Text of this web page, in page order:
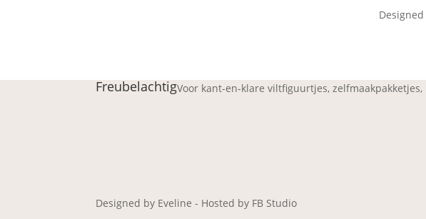
FreubelachtigVoor kant-en-klare viltfiguurtjes,
Designed by Eveline - Hosted by FB Studio